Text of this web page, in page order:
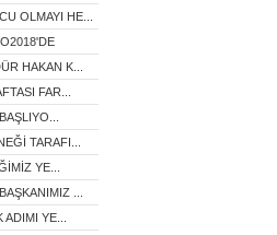
OLMAYI HE...
HAKAN K...
FAR...
TARAFI...
YE...
...
YE...